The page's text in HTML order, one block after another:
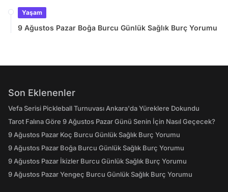
Yaşam
9 Ağustos Pazar Boğa Burcu Günlük Sağlık Burç Yorumu
Son Eklenenler
Vefa Serisi Pickleball Turnuvası Ankara'da Yüreklere Dokundu
Tarot Falına Göre 9 Ağustos Pazar Günü Senin İçin Nasıl Geçecek?
9 Ağustos Pazar Koç Burcu Günlük Sağlık Burç Yorumu
9 Ağustos Pazar Boğa Burcu Günlük Sağlık Burç Yorumu
9 Ağustos Pazar İkizler Burcu Günlük Sağlık Burç Yorumu
9 Ağustos Pazar Yengeç Burcu Günlük Sağlık Burç Yorumu